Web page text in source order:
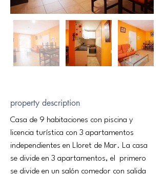
property description
Casa de 9 habitaciones con piscina y
licencia turística con 3 apartamentos
independientes en Lloret de Mar. La casa
se divide en 3 apartamentos, el  primero
se divide en un salón comedor con salida